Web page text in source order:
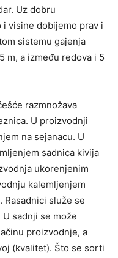
Uz dobru
visine dobijemo prav i
sistemu gajenja
m, a između redova i 5
razmnožava
U proizvodnji
na sejanacu. U
sadnica kivija
ukorenjenim
kalemljenjem
Rasadnici služe se
sadnji se može
proizvodnje, a
(kvalitet). Što se sorti